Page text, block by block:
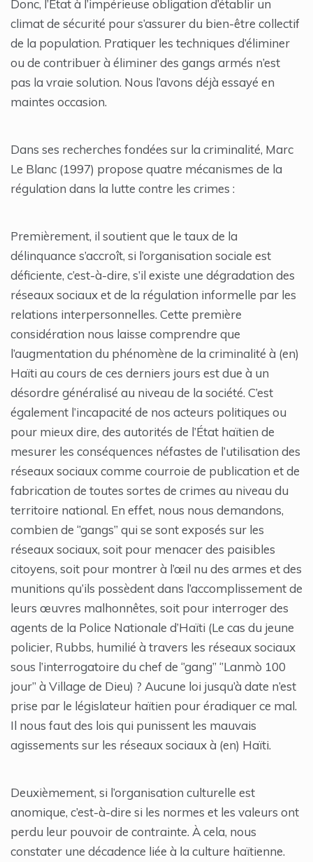
Donc, l’État à l’impérieuse obligation d’établir un
climat de sécurité pour s’assurer du bien-être collectif
de la population. Pratiquer les techniques d’éliminer
ou de contribuer à éliminer des gangs armés n’est
pas la vraie solution. Nous l’avons déjà essayé en
maintes occasion.
Dans ses recherches fondées sur la criminalité, Marc
Le Blanc (1997) propose quatre mécanismes de la
régulation dans la lutte contre les crimes :
Premièrement, il soutient que le taux de la
délinquance s’accroît, si l’organisation sociale est
déficiente, c’est-à-dire, s’il existe une dégradation des
réseaux sociaux et de la régulation informelle par les
relations interpersonnelles. Cette première
considération nous laisse comprendre que
l’augmentation du phénomène de la criminalité à (en)
Haïti au cours de ces derniers jours est due à un
désordre généralisé au niveau de la société. C’est
également l’incapacité de nos acteurs politiques ou
pour mieux dire, des autorités de l’État haïtien de
mesurer les conséquences néfastes de l’utilisation des
réseaux sociaux comme courroie de publication et de
fabrication de toutes sortes de crimes au niveau du
territoire national. En effet, nous nous demandons,
combien de ‘’gangs’’ qui se sont exposés sur les
réseaux sociaux, soit pour menacer des paisibles
citoyens, soit pour montrer à l’œil nu des armes et des
munitions qu’ils possèdent dans l’accomplissement de
leurs œuvres malhonnêtes, soit pour interroger des
agents de la Police Nationale d’Haïti (Le cas du jeune
policier, Rubbs, humilié à travers les réseaux sociaux
sous l’interrogatoire du chef de ‘’gang’’ ‘’Lanmò 100
jour’’ à Village de Dieu) ? Aucune loi jusqu’à date n’est
prise par le législateur haïtien pour éradiquer ce mal.
Il nous faut des lois qui punissent les mauvais
agissements sur les réseaux sociaux à (en) Haïti.
Deuxièmement, si l’organisation culturelle est
anomique, c’est-à-dire si les normes et les valeurs ont
perdu leur pouvoir de contrainte. À cela, nous
constater une décadence liée à la culture haïtienne.